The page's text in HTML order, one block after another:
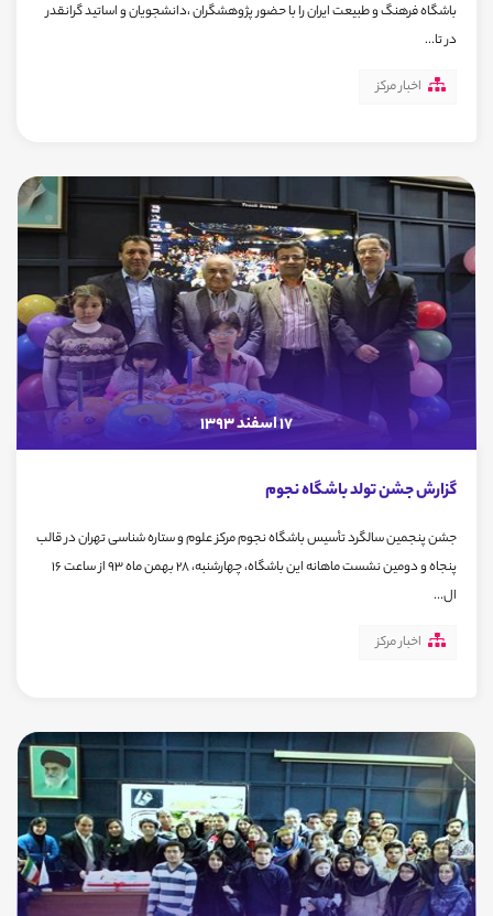
باشگاه فرهنگ و طبیعت ایران را با حضور پژوهشگران ،دانشجویان و اساتید گرانقدر
در تا...
اخبار مرکز
17 اسفند 1393
گزارش جشن تولد باشگاه نجوم
جشن پنجمین سالگرد تأسیس باشگاه نجوم مرکز علوم و ستاره شناسی تهران در قالب
پنجاه و دومین نشست ماهانه این باشگاه، چهارشنبه، 28 بهمن ماه 93 از ساعت 16
ال...
اخبار مرکز